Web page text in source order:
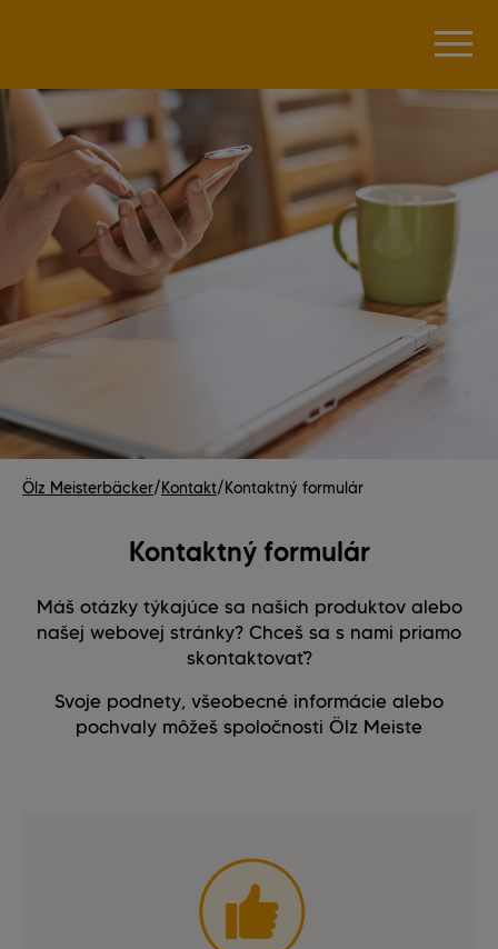
Ölz Meisterbäcker/Kontakt/Kontaktný formulár
Kontaktný formulár
Máš otázky týkajúce sa našich produktov alebo
našej webovej stránky? Chceš sa s nami priamo
skontaktovať?
Svoje podnety, všeobecné informácie alebo
pochvaly môžeš spoločnosti Ölz Meiste